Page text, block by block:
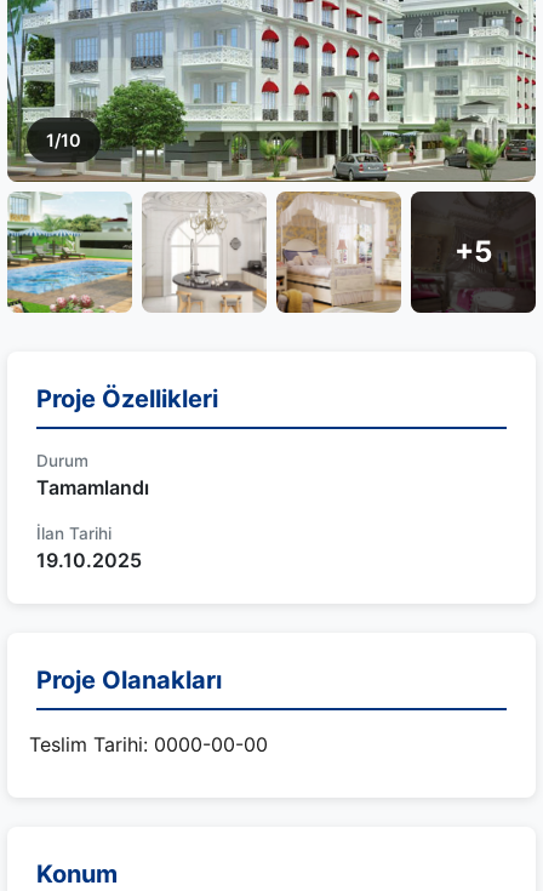
1/10
+5
Proje Özellikleri
Durum
Tamamlandı
İlan Tarihi
19.10.2025
Proje Olanakları
Teslim Tarihi: 0000-00-00
Konum